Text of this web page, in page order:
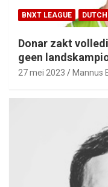
BNXT LEAGUE
Donar zakt
geen
27 mei 2023 Mannus